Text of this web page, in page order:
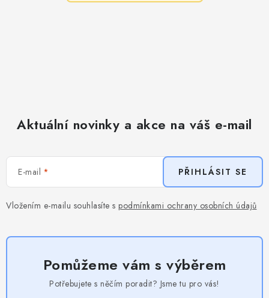
Aktuální novinky a akce na váš e-mail
E-mail
Vložením e-mailu souhlasíte s podmínkami ochrany osobních údajů
PŘIHLÁSIT SE
Pomůžeme vám s výběrem
Potřebujete s něčím poradit? Jsme tu pro vás!